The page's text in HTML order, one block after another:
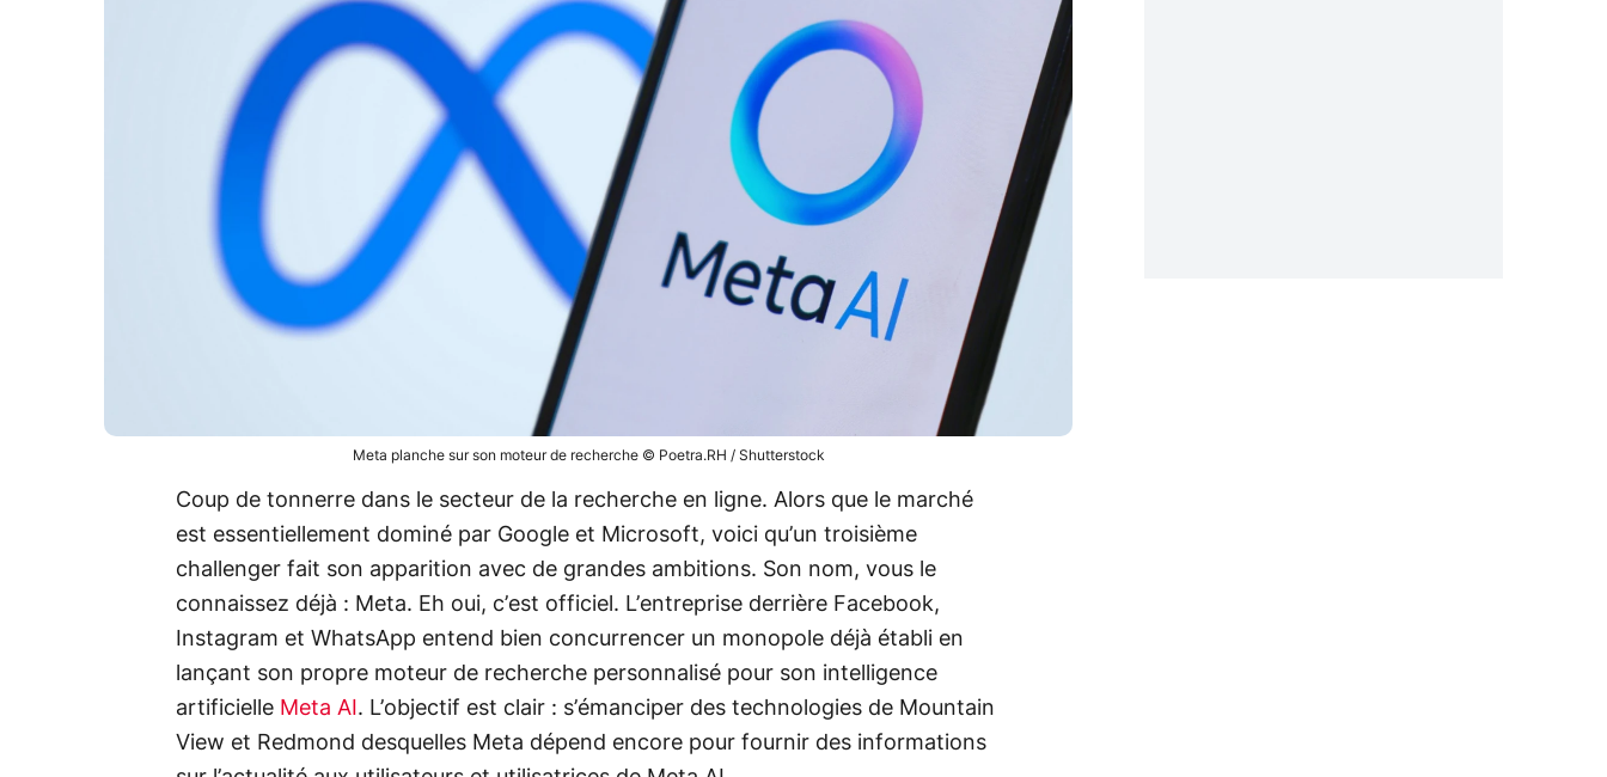
Meta planche sur son moteur de recherche © Poetra.RH / Shutterstock
Coup de tonnerre dans le secteur de la recherche en ligne. Alors que le marché
est essentiellement dominé par Google et Microsoft, voici qu’un troisième
challenger fait son apparition avec de grandes ambitions. Son nom, vous le
connaissez déjà : Meta. Eh oui, c’est officiel. L’entreprise derrière Facebook,
Instagram et WhatsApp entend bien concurrencer un monopole déjà établi en
lançant son propre moteur de recherche personnalisé pour son intelligence
artificielle Meta AI . L’objectif est clair : s’émanciper des technologies de Mountain
View et Redmond desquelles Meta dépend encore pour fournir des informations